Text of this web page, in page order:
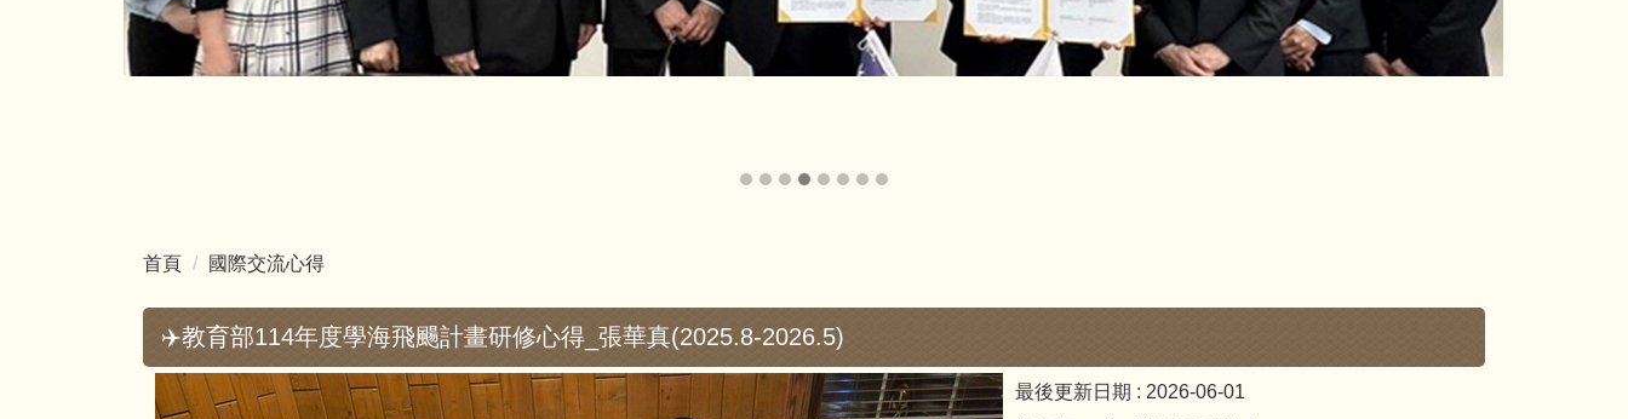
首頁 國際交流心得
✈️教育部114年度學海飛颺計畫研修心得_張華真(2025.8-2026.5)
最後更新日期 : 2026-06-01